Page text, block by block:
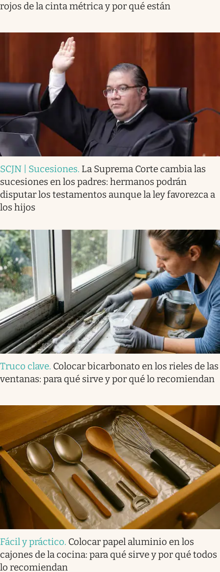
rojos de la cinta métrica y por qué están
SCJN | Sucesiones. La Suprema Corte cambia las
sucesiones en los padres: hermanos podrán
disputar los testamentos aunque la ley favorezca a
los hijos
Truco clave. Colocar bicarbonato en los rieles de las
ventanas: para qué sirve y por qué lo recomiendan
Fácil y práctico. Colocar papel aluminio en los
cajones de la cocina: para qué sirve y por qué todos
lo recomiendan